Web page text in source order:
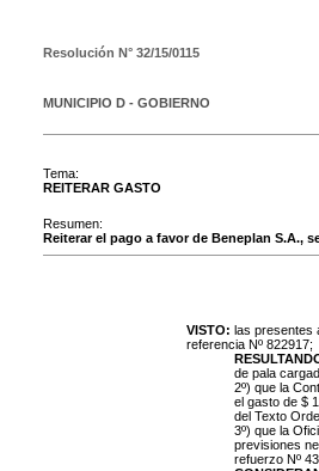
Resolución N° 32/15/0115
MUNICIPIO D - GOBIERNO
Tema:
REITERAR GASTO
Resumen:
Reiterar el pago a favor de Beneplan S.A.,
VISTO: las presentes
referencia Nº 822917;
de pala
2º) que la
el gasto de $
del Texto
3º) que la
previsiones
refuerzo Nº